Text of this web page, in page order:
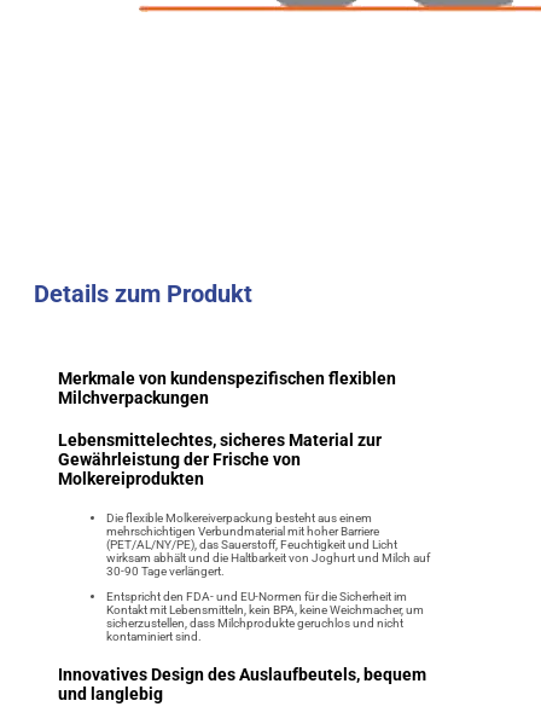
Details zum Produkt
Merkmale von kundenspezifischen flexiblen
Milchverpackungen
Lebensmittelechtes, sicheres Material zur
Gewährleistung der Frische von
Molkereiprodukten
Die flexible Molkereiverpackung besteht aus einem
mehrschichtigen Verbundmaterial mit hoher Barriere
(PET/AL/NY/PE), das Sauerstoff, Feuchtigkeit und Licht
wirksam abhält und die Haltbarkeit von Joghurt und Milch auf
30-90 Tage verlängert.
Entspricht den FDA- und EU-Normen für die Sicherheit im
Kontakt mit Lebensmitteln, kein BPA, keine Weichmacher, um
sicherzustellen, dass Milchprodukte geruchlos und nicht
kontaminiert sind.
Innovatives Design des Auslaufbeutels, bequem
und langlebig